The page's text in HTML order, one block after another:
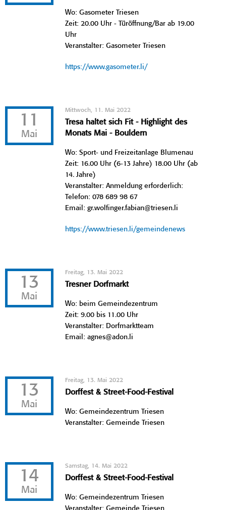
Wo: Gasometer Triesen
Zeit: 20.00 Uhr - Türöffnung/Bar ab 19.00
Uhr
Veranstalter: Gasometer Triesen
https://www.gasometer.li/
11
Mai
Mittwoch, 11. Mai 2022
Tresa haltet sich Fit - Highlight des
Monats Mai - Bouldern
Wo: Sport- und Freizeitanlage Blumenau
Zeit: 16.00 Uhr (6-13 Jahre) 18.00 Uhr (ab
14. Jahre)
Veranstalter: Anmeldung erforderlich:
Telefon: 078 689 98 67
Email: gr.wolfinger.fabian@triesen.li
https://www.triesen.li/gemeindenews
13
Mai
Freitag, 13. Mai 2022
Tresner Dorfmarkt
Wo: beim Gemeindezentrum
Zeit: 9.00 bis 11.00 Uhr
Veranstalter: Dorfmarktteam
Email: agnes@adon.li
13
Mai
Freitag, 13. Mai 2022
Dorffest & Street-Food-Festival
Wo: Gemeindezentrum Triesen
Veranstalter: Gemeinde Triesen
14
Mai
Samstag, 14. Mai 2022
Dorffest & Street-Food-Festival
Wo: Gemeindezentrum Triesen
Veranstalter: Gemeinde Triesen